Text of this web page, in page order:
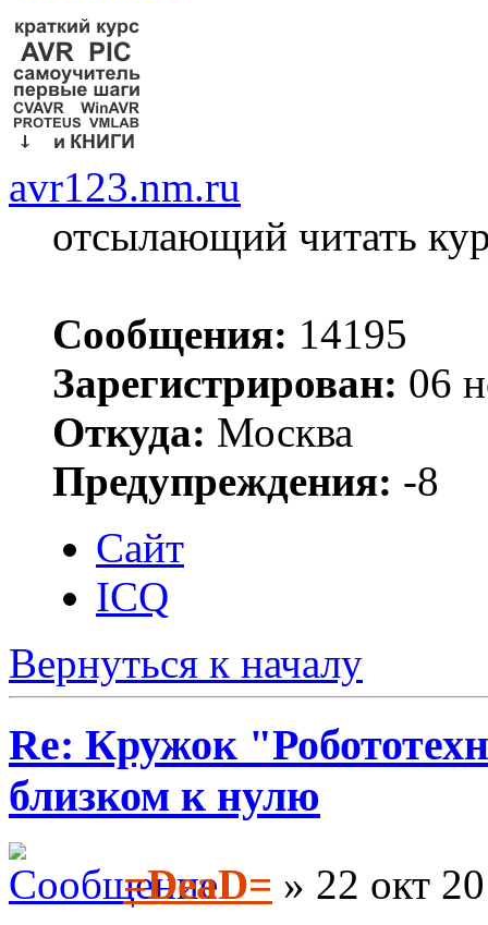
avr123.nm.ru
отсылающий читать
Сообщения: 14195
Зарегистрирован: 06
Откуда: Москва
Предупреждения: -8
Сайт
ICQ
Вернуться к началу
Re: Кружок
близком к нулю
=DeaD= » 22 окт